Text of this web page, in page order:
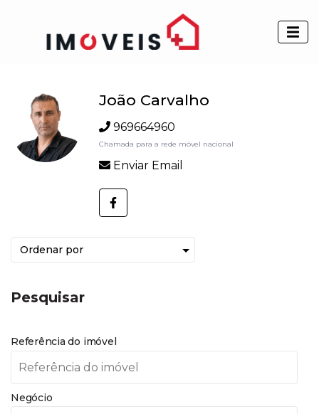
João Carvalho
969664960
Chamada para a rede móvel nacional
Enviar Email
Pesquisar
Referência do imóvel
Negócio